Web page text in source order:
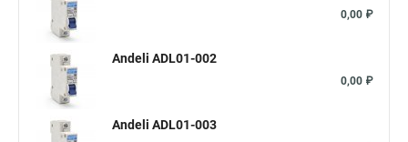
0,00 ₽
Andeli ADL01-002
0,00 ₽
Andeli ADL01-003